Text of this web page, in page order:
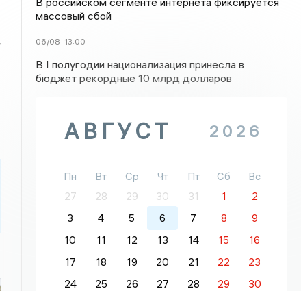
массовый сбой
06/08 13:00
В I полугодии национализация принесла в
бюджет рекордные 10 млрд долларов
АВГУСТ 2026
Пн Вт Ср Чт Пт Сб
Вс
27
28 29 30 31 1
2
3
4 5 6 7 8
9
10
11 12 13 14 15
16
17
18 19 20 21 22
23
24
25 26 27 28 29
30